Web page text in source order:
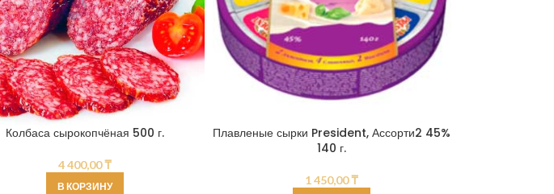
Колбаса сырокопчёная 500 г.
4 400,00₸
В КОРЗИНУ
Плавленые сырки President, Ассорти2 45%
140 г.
1 450,00₸